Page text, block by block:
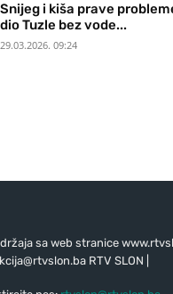
Snijeg i kiša prave
dio Tuzle bez vode...
29.03.2026. 09:24
sa web stranice
RTV SLON |